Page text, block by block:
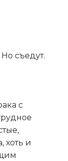
съедут.
с
хоть и